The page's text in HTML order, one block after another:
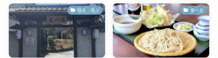
観る・遊ぶ 食べる